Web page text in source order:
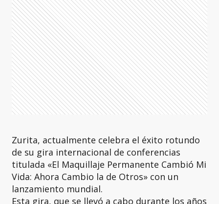
Zurita, actualmente celebra el éxito rotundo
de su gira internacional de conferencias
titulada «El Maquillaje Permanente Cambió Mi
Vida: Ahora Cambio la de Otros» con un
lanzamiento mundial.
Esta gira, que se llevó a cabo durante los años